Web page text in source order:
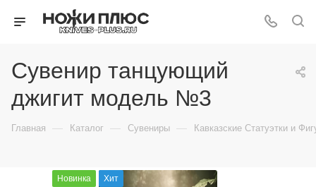
Сувенир танцующий
джигит модель №3
Главная — Каталог — Сувениры — Кавказские Статуэтки и
Новинка Хит